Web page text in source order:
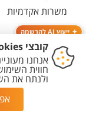
ייעוץ AI להרשמה
משרות אקדמיות
נגישות